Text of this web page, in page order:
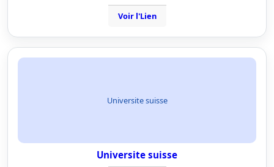
Voir l'Lien
Universite suisse
Universite suisse